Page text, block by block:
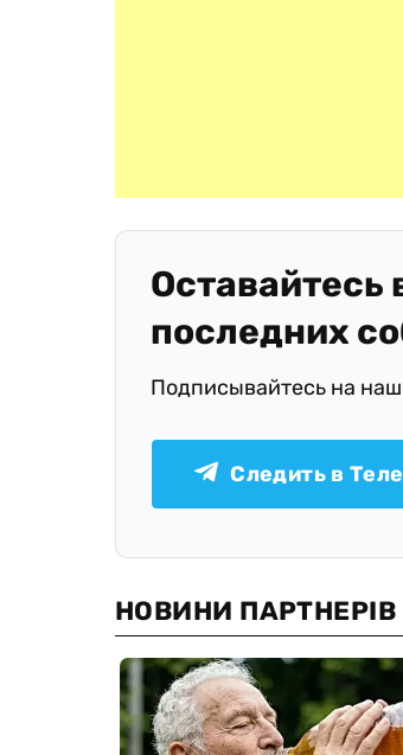
Оставайтесь
последних
Подписывайтесь на наш
Следить в